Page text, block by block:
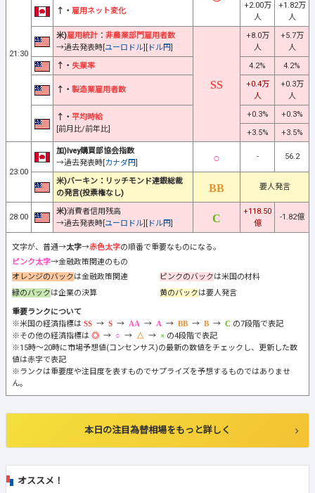
21:30
↑・ 雇用ネット変化
+2.00万
人
+1.82万
人
米)雇用統計 ： 非農業部門雇用者数
→過去発表時[ ユーロドル ドル円
+8.0万
人
+5.7万
人
↑・ 失業率 4.2% 4.2%
↑・ 製造業雇用者数
+0.4万
人
+0.3万
人
↑・ 平均時給
[前月比/前年比]
+0.3%
+0.3%
+3.5%
+3.5%
23:00
加)Ivey購買部協会指数
→過去発表時[ カナダ円
- 56.2
米)バーキン：リッチモンド連銀総裁
の発言(投票権なし)
要人発言
28:00
米)消費者信用残高
→過去発表時[ ユーロドル ドル円
+118.50
億
-1.82億
文字が、普通→太字→赤色太字の順番で重要なものになる。
ピンク太字→金融政策関連のもの
オレンジのバックは金融政策関連 ピンクのバックは米国の材料
緑のバックは企業の決算 黄のバックは要人発言
重要ランクについて
※米国の経済指標は
→ → → → → →
の7段階で表記
※その他の経済指標は
→ → →
の4段階で表記
※15時～20時に市場予想値(コンセンサス)の最新の数値をチェックし、更新した数
値は赤字で表記
※ランクは重要度や注目度を表すものでサプライズを予想するものではありませ
ん。
本日の注目為替相場をもっと詳しく
オススメ！